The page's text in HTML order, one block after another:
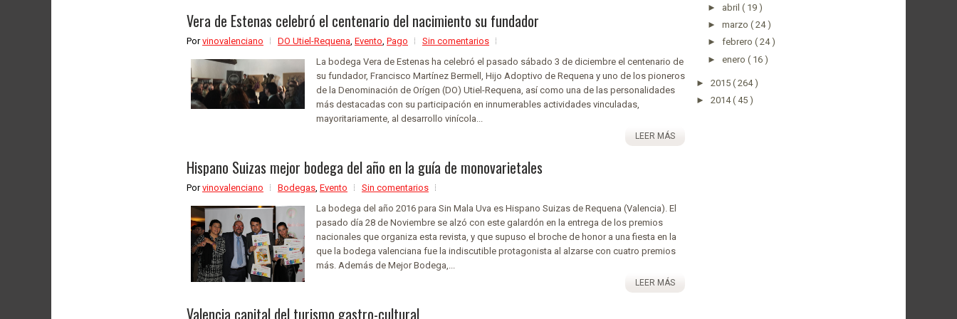
Vera de Estenas celebró el centenario del nacimiento su fundador
Porvinovalenciano DO Utiel-Requena, Evento, Pago
Sin comentarios
La bodega Vera de Estenas ha celebró el pasado sábado 3 de diciembre el centenario de
su fundador, Francisco Martínez Bermell, Hijo Adoptivo de Requena y uno de los pioneros
de la Denominación de Orígen (DO) Utiel-Requena, así como una de las personalidades
más destacadas con su participación en innumerables actividades vinculadas,
mayoritariamente, al desarrollo vinícola...
LEER MÁS
Hispano Suizas mejor bodega del año en la guía de monovarietales
Porvinovalenciano Bodegas, Evento
Sin comentarios
La bodega del año 2016 para Sin Mala Uva es Hispano Suizas de Requena (Valencia). El
pasado día 28 de Noviembre se alzó con este galardón en la entrega de los premios
nacionales que organiza esta revista, y que supuso el broche de honor a una fiesta en la
que la bodega valenciana fue la indiscutible protagonista al alzarse con cuatro premios
más. Además de Mejor Bodega,...
LEER MÁS
Valencia capital del turismo gastro-cultural
► abril ( 19 )
► marzo ( 24 )
► febrero ( 24 )
► enero ( 16 )
► 2015 ( 264 )
► 2014( 45 )